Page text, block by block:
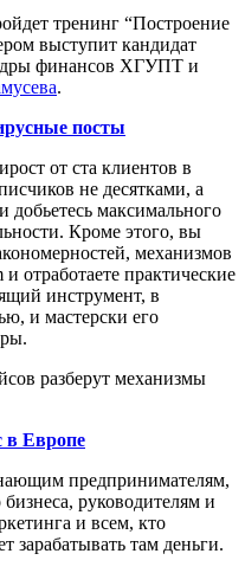
тренинг “Построение
выступит кандидат
финансов ХГУПТ и
.
посты
от ста клиентов в
не десятками, а
добьетесь максимального
Кроме этого, вы
механизмов
отработаете практические
инструмент, в
и мастерски его
разберут механизмы
в Европе
предпринимателям,
руководителям и
и всем, кто
зарабатывать там деньги.